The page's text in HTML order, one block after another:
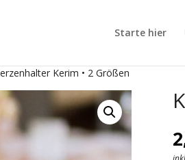
Starte hier
Kerim • 2 Größen